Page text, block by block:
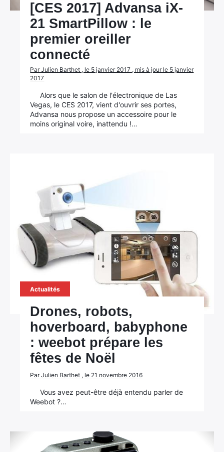
[CES 2017] Advansa iX-
21 SmartPillow : le
premier oreiller
connecté
Par Julien Barthet , le 5 janvier 2017 , mis à jour le 5 janvier
2017
Alors que le salon de l'électronique de Las
Vegas, le CES 2017, vient d'ouvrir ses portes,
Advansa nous propose un accessoire pour le
moins original voire, inattendu !…
Actualités
Drones, robots,
hoverboard, babyphone
: weebot prépare les
fêtes de Noël
Par Julien Barthet , le 21 novembre 2016
Vous avez peut-être déjà entendu parler de
Weebot ?…